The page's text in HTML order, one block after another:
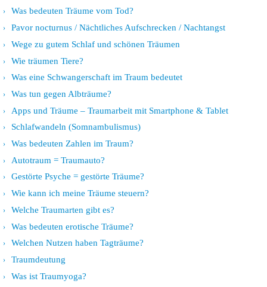
Was bedeuten Träume vom Tod?
Pavor nocturnus / Nächtliches Aufschrecken / Nachtangst
Wege zu gutem Schlaf und schönen Träumen
Wie träumen Tiere?
Was eine Schwangerschaft im Traum bedeutet
Was tun gegen Albträume?
Apps und Träume – Traumarbeit mit Smartphone & Tablet
Schlafwandeln (Somnambulismus)
Was bedeuten Zahlen im Traum?
Autotraum = Traumauto?
Gestörte Psyche = gestörte Träume?
Wie kann ich meine Träume steuern?
Welche Traumarten gibt es?
Was bedeuten erotische Träume?
Welchen Nutzen haben Tagträume?
Traumdeutung
Was ist Traumyoga?